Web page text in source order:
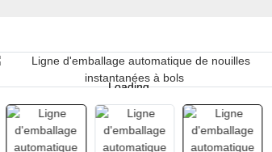
Loading...
Loading...